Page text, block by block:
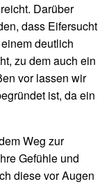
Darüber
dass Eifersucht
deutlich
zu dem auch ein
vor lassen wir
ist, da ein
Weg zur
Gefühle und
diese vor Augen